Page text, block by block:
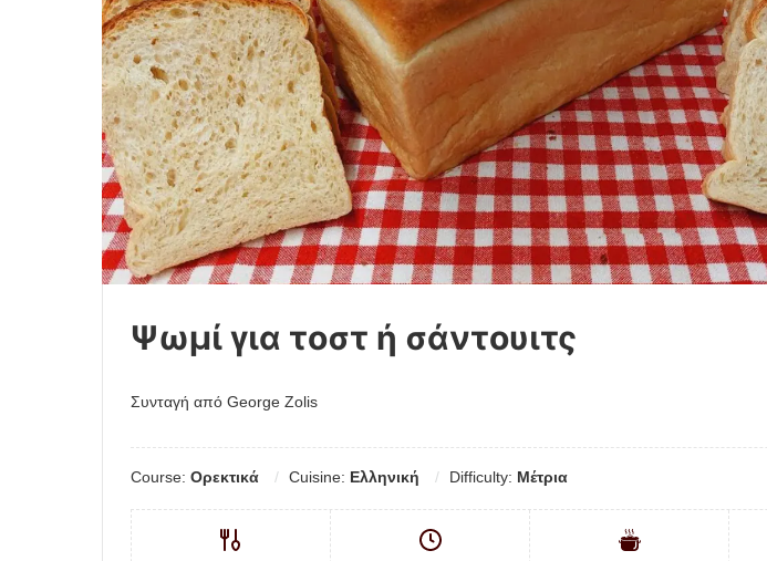
Ψωμί για τοστ ή σάντουιτς
Συνταγή από George Zolis
Course: Ορεκτικά Cuisine: Ελληνική Difficulty: Μέτρια